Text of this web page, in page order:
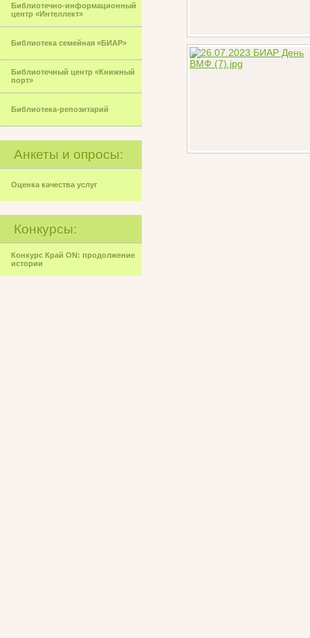
Библиотечно-информационный
центр «Интеллект»
Библиотека семейная «БИАР»
Библиотечный центр «Книжный
порт»
Библиотека-репозитарий
Анкеты и опросы:
Оценка качества услуг
Конкурсы:
Конкурс Край ON: продолжение
истории